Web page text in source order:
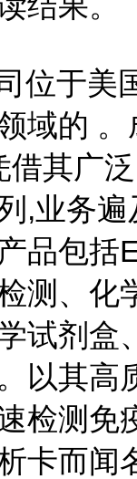
位于美
域的 。
借其广
,业务遍
品包括
测、化
试剂盒
以其高
检测免
卡而闻